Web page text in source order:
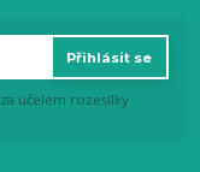
Přihlásit se
za účelem rozesílky